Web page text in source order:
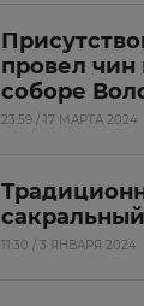
провел
соборе
23:59 / 17 МАРТА 2024
11:30 / 3 ЯНВАРЯ 2024